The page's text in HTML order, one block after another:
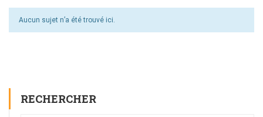
Aucun sujet n’a été trouvé ici.
RECHERCHER